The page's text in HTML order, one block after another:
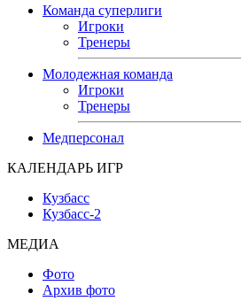
Команда суперлиги
Игроки
Тренеры
Молодежная команда
Игроки
Тренеры
Медперсонал
КАЛЕНДАРЬ ИГР
Кузбасс
Кузбасс-2
МЕДИА
Фото
Архив фото